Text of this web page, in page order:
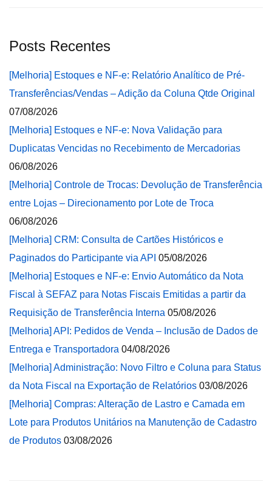
Posts Recentes
[Melhoria] Estoques e NF-e: Relatório Analítico de Pré-
Transferências/Vendas – Adição da Coluna Qtde Original
07/08/2026
[Melhoria] Estoques e NF-e: Nova Validação para
Duplicatas Vencidas no Recebimento de Mercadorias
06/08/2026
[Melhoria] Controle de Trocas: Devolução de Transferência
entre Lojas – Direcionamento por Lote de Troca
06/08/2026
[Melhoria] CRM: Consulta de Cartões Históricos e
Paginados do Participante via API 05/08/2026
[Melhoria] Estoques e NF-e: Envio Automático da Nota
Fiscal à SEFAZ para Notas Fiscais Emitidas a partir da
Requisição de Transferência Interna 05/08/2026
[Melhoria] API: Pedidos de Venda – Inclusão de Dados de
Entrega e Transportadora 04/08/2026
[Melhoria] Administração: Novo Filtro e Coluna para Status
da Nota Fiscal na Exportação de Relatórios 03/08/2026
[Melhoria] Compras: Alteração de Lastro e Camada em
Lote para Produtos Unitários na Manutenção de Cadastro
de Produtos 03/08/2026